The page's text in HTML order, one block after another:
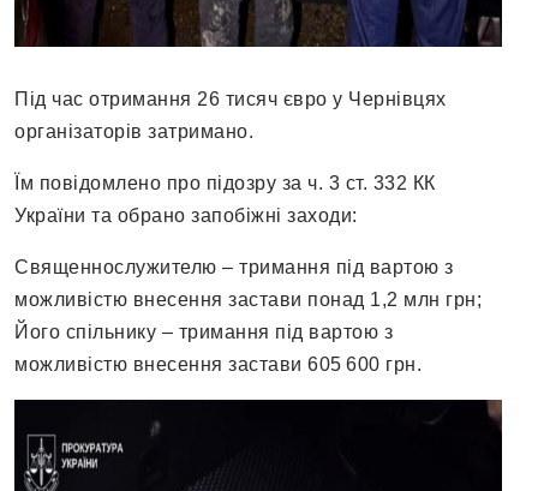
Під час отримання 26 тисяч євро у Чернівцях
організаторів затримано.
Їм повідомлено про підозру за ч. 3 ст. 332 КК
України та обрано запобіжні заходи:
Священнослужителю – тримання під вартою з
можливістю внесення застави понад 1,2 млн грн;
Його спільнику – тримання під вартою з
можливістю внесення застави 605 600 грн.